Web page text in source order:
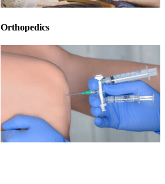
Orthopedics